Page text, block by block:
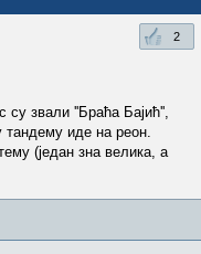
2
су звали ''Браћа Бајић'',
тандему иде на реон.
(један зна велика, а